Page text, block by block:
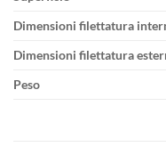
Dimensioni filettatura
Dimensioni filettatura
Peso